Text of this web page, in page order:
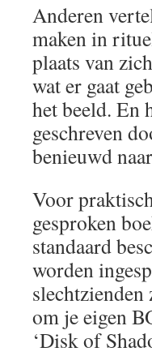
Anderen
maken in
plaats van
wat er gaat
het beeld. En
geschreven
benieuwd
Voor
gesproken
standaard
worden
om je eigen
‘Disk of